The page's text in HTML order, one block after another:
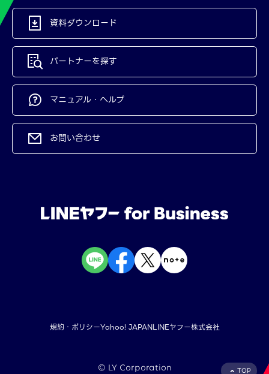
資料ダウンロード
パートナーを探す
マニュアル・ヘルプ
お問い合わせ
TOP
規約・ポリシーYahoo! JAPANLINEヤフー株式会社
©︎ LY Corporation